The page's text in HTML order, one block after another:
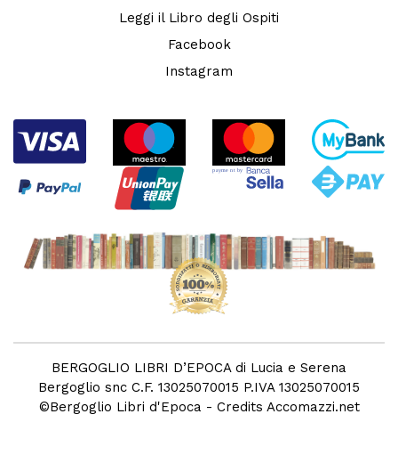
Leggi il Libro degli Ospiti
Facebook
Instagram
BERGOGLIO LIBRI D’EPOCA di Lucia e Serena
Bergoglio snc C.F. 13025070015 P.IVA 13025070015
©Bergoglio Libri d'Epoca - Credits Accomazzi.net